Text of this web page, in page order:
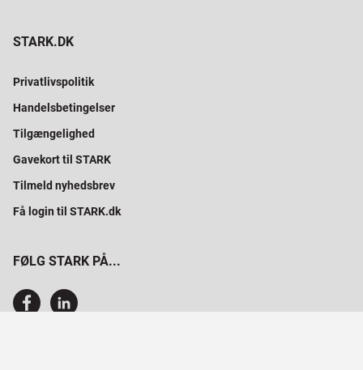
STARK.DK
Privatlivspolitik
Handelsbetingelser
Tilgængelighed
Gavekort til STARK
Tilmeld nyhedsbrev
Få login til STARK.dk
FØLG STARK PÅ...